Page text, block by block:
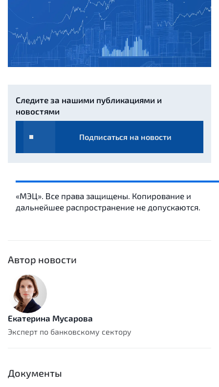
Следите за нашими публикациями и
новостями
Подписаться на новости
«МЭЦ». Все права защищены. Копирование и
дальнейшее распространение не допускаются.
Автор новости
Екатерина Мусарова
Эксперт по банковскому сектору
Документы